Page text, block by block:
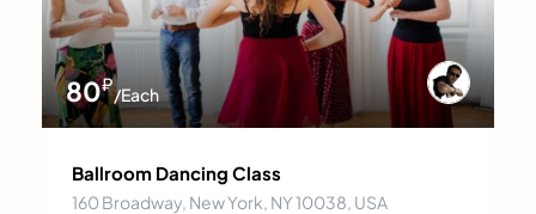
80₽/Each
Ballroom Dancing Class
160 Broadway, New York, NY 10038, USA